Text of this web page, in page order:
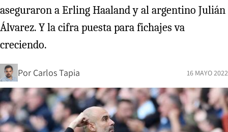
aseguraron a Erling Haaland y al argentino Julián
Álvarez. Y la cifra puesta para fichajes va
creciendo.
Por Carlos Tapia 16 MAYO 2022